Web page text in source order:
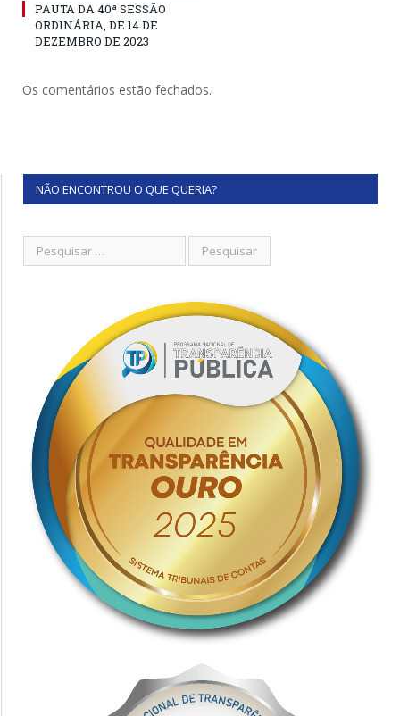
PAUTA DA 40ª SESSÃO
ORDINÁRIA, DE 14 DE
DEZEMBRO DE 2023
Os comentários estão fechados.
NÃO ENCONTROU O QUE QUERIA?